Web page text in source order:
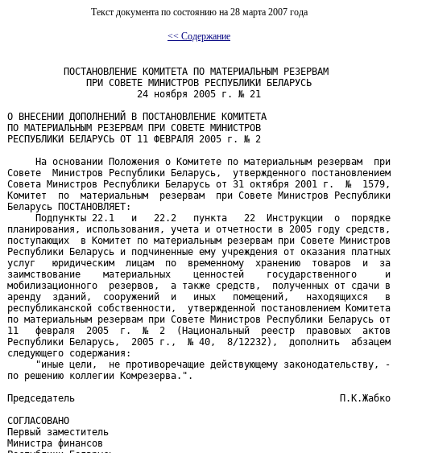
Текст документа по состоянию на 28 марта 2007 года
<< Содержание
          ПОСТАНОВЛЕНИЕ КОМИТЕТА ПО МАТЕРИАЛЬНЫМ РЕЗЕРВАМ
              ПРИ СОВЕТЕ МИНИСТРОВ РЕСПУБЛИКИ БЕЛАРУСЬ
                       24 ноября 2005 г. № 21
О ВНЕСЕНИИ ДОПОЛНЕНИЙ В ПОСТАНОВЛЕНИЕ КОМИТЕТА
ПО МАТЕРИАЛЬНЫМ РЕЗЕРВАМ ПРИ СОВЕТЕ МИНИСТРОВ
РЕСПУБЛИКИ БЕЛАРУСЬ ОТ 11 ФЕВРАЛЯ 2005 г. № 2
     На основании Положения о Комитете по материальным резервам  при
Совете  Министров Республики Беларусь,  утвержденного постановлением
Совета Министров Республики Беларусь от 31 октября 2001 г.  №  1579,
Комитет  по  материальным  резервам  при Совете Министров Республики
Беларусь ПОСТАНОВЛЯЕТ:
     Подпункты 22.1   и   22.2   пункта   22  Инструкции  о  порядке
планирования, использования, учета и отчетности в 2005 году средств,
поступающих  в Комитет по материальным резервам при Совете Министров
Республики Беларусь и подчиненные ему учреждения от оказания платных
услуг   юридическим  лицам  по  временному  хранению  товаров  и  за
заимствование    материальных    ценностей    государственного     и
мобилизационного  резервов,  а также средств,  полученных от сдачи в
аренду  зданий,  сооружений  и   иных   помещений,   находящихся   в
республиканской собственности,  утвержденной постановлением Комитета
по материальным резервам при Совете Министров Республики Беларусь от
11   февраля  2005  г.  №  2  (Национальный  реестр  правовых  актов
Республики Беларусь,  2005 г.,  № 40,  8/12232),  дополнить  абзацем
следующего содержания:
     "иные цели,  не противоречащие действующему законодательству, -
по решению коллегии Комрезерва.".
Председатель                                               П.К.Жабко
СОГЛАСОВАНО
Первый заместитель
Министра финансов